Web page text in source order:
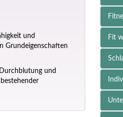
Fit
und
Grundeigenschaften
und